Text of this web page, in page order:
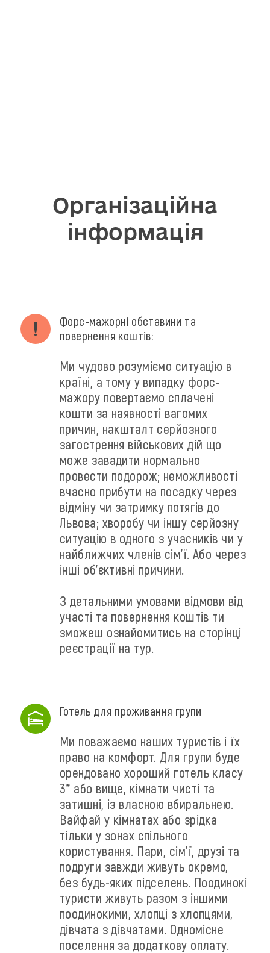
Організаційна
інформація
Форс-мажорні обставини та
повернення коштів:
Ми чудово розуміємо ситуацію в
країні, а тому у випадку форс-
мажору повертаємо сплачені
кошти за наявності вагомих
причин, накшталт серйозного
загострення військових дій що
може завадити нормально
провести подорож; неможливості
вчасно прибути на посадку через
відміну чи затримку потягів до
Львова; хворобу чи іншу серйозну
ситуацію в одного з учасників чи у
найближчих членів сім'ї. Або через
інші об'єктивні причини.
З детальними умовами відмови від
участі та повернення коштів ти
зможеш ознайомитись на сторінці
реєстрації на тур.
Готель для проживання групи
Ми поважаємо наших туристів і їх
право на комфорт. Для групи буде
орендовано хороший готель класу
3* або вище, кімнати чисті та
затишні, із власною вбиральнею.
Вайфай у кімнатах або зрідка
тільки у зонах спільного
користування. Пари, сім'ї, друзі та
подруги завжди живуть окремо,
без будь-яких підселень. Поодинокі
туристи живуть разом з іншими
поодинокими, хлопці з хлопцями,
дівчата з дівчатами. Одномісне
поселення за додаткову оплату.